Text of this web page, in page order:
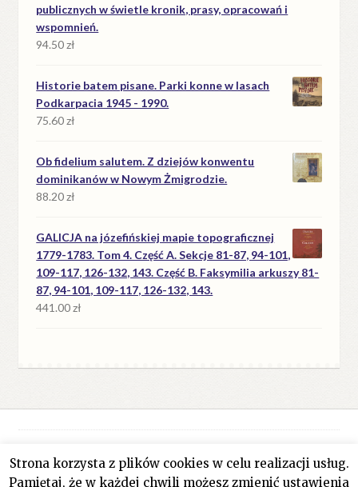
publicznych w świetle kronik, prasy, opracowań i
wspomnień.
94.50zł
Historie batem pisane. Parki konne w lasach
Podkarpacia 1945 - 1990.
75.60zł
Ob fidelium salutem. Z dziejów konwentu
dominikanów w Nowym Żmigrodzie.
88.20zł
GALICJA na józefińskiej mapie topograficznej
1779-1783. Tom 4. Część A. Sekcje 81-87, 94-101,
109-117, 126-132, 143. Część B. Faksymilia arkuszy 81-
87, 94-101, 109-117, 126-132, 143.
441.00zł
© Antykwariat Filar 2026
Strona korzysta z plików cookies w celu realizacji usług.
Pamiętaj, że w każdej chwili możesz zmienić ustawienia